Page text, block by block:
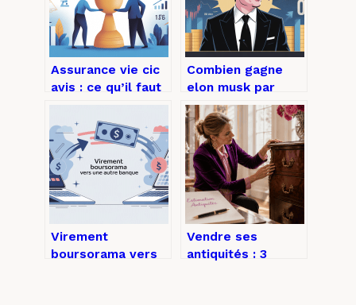
Assurance vie cic
avis : ce qu’il faut
avant de souscrire
Combien gagne
elon musk par
seconde en 2025
et ce que cela
révèle
Virement
boursorama vers
Vendre ses
antiquités : 3